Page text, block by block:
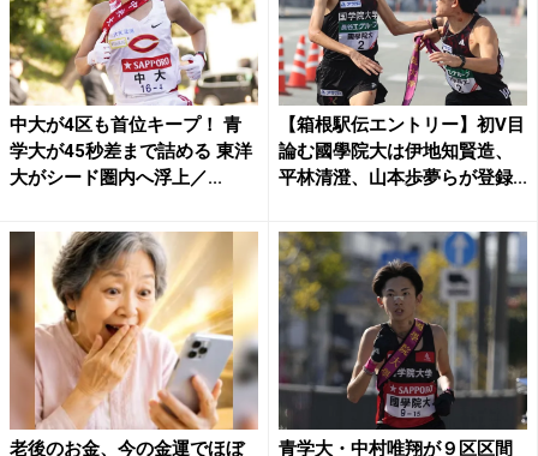
中大が4区も首位キープ！ 青
学大が45秒差まで詰める 東洋
大がシード圏内へ浮上／...
【箱根駅伝エントリー】初V目
論む國學院大は伊地知賢造、
平林清澄、山本歩夢らが登録...
老後のお金、今の金運でほぼ 青学大・中村唯翔が９区区間